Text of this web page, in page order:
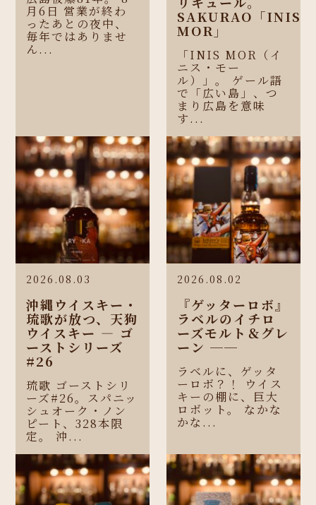
月6日 営業が終わ
ったあとの夜中、
毎年ではありませ
ん...
SAKURAO「INIS
MOR」
「INIS MOR（イ
ニス・モー
ル）」。 ゲール語
で「広い島」、つ
まり広島を意味
す...
2026.08.03
沖縄ウイスキー・
琉歌が放つ、天狗
ウイスキー ― ゴ
ーストシリーズ
#26
琉歌 ゴーストシリ
ーズ#26。スパニッ
シュオーク・ノン
ピート、328本限
定。 沖...
2026.08.02
『ゲッターロボ』
ラベルのイチロ
ーズモルト＆グレ
ーン ──
ラベルに、ゲッタ
ーロボ？！ ウイス
キーの棚に、巨大
ロボット。 なかな
かな...